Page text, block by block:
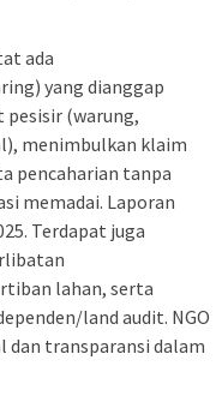
ada
yang dianggap
pesisir (warung,
menimbulkan klaim
pencaharian tanpa
memadai. Laporan
Terdapat juga
lahan, serta
land audit. NGO
dan transparansi dalam